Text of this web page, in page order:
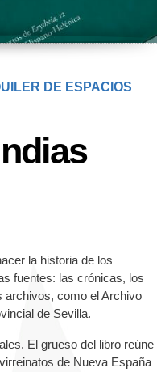
DE ESPACIOS
la historia de los
fuentes: las crónicas, los
archivos, como el Archivo
de Sevilla.
El grueso del libro reúne
de Nueva España